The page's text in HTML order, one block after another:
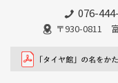
076-
〒930-0811